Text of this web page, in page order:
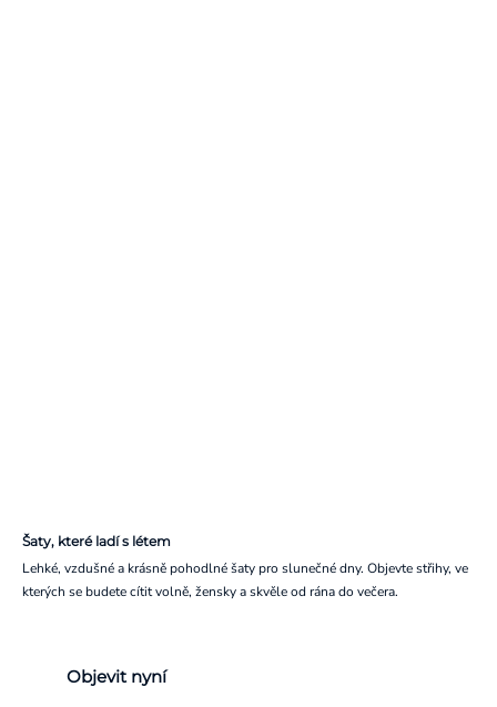
Šaty, které ladí s létem
Lehké, vzdušné a krásně pohodlné šaty pro slunečné dny. Objevte střihy, ve
kterých se budete cítit volně, žensky a skvěle od rána do večera.
Objevit nyní